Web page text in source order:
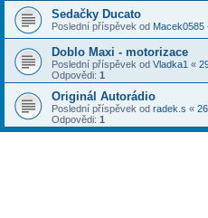
Sedačky Ducato
Poslední příspěvek od Macek0585
Doblo Maxi - motorizace
Poslední příspěvek od Vladka1 «
Odpovědi: 1
Originál Autorádio
Poslední příspěvek od radek.s «
Odpovědi: 1